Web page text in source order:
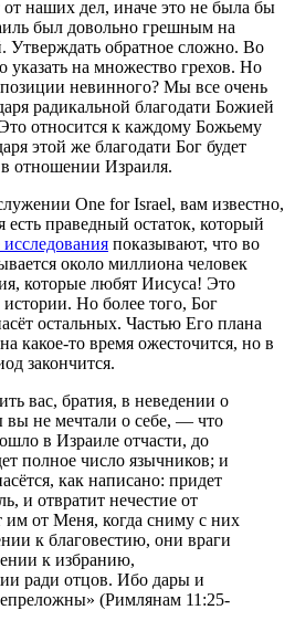
от наших дел, иначе это не была бы
был довольно грешным на
Утверждать обратное сложно. Во
указать на множество грехов. Но
позиции невинного? Мы все очень
радикальной благодати Божией
относится к каждому Божьему
этой же благодати Бог будет
отношении Израиля.
One for Israel, вам известно,
есть праведный остаток, который
показывают, что во
около миллиона человек
которые любят Иисуса! Это
Но более того, Бог
остальных. Частью Его плана
какое-то время ожесточится, но в
закончится.
вас, братия, в неведении о
не мечтали о себе, — что
в Израиле отчасти, до
полное число язычников; и
как написано: придет
и отвратит нечестие от
им от Меня, когда сниму с них
к благовестию, они враги
к избранию,
ради отцов. Ибо дары и
(Римлянам 11:25-